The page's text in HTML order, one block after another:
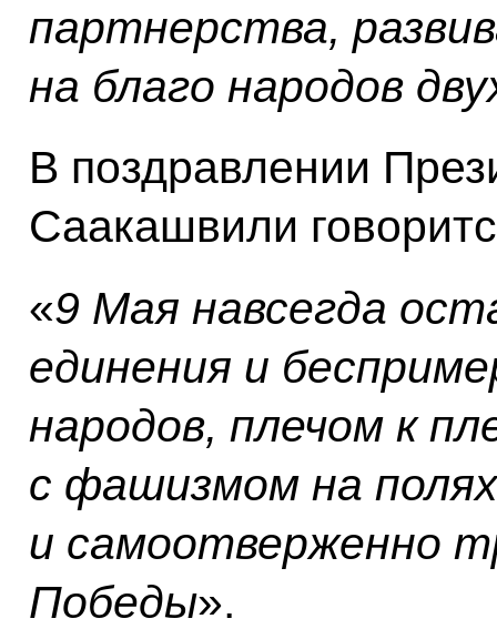
партнерства,
на благо народов
В поздравлении
Саакашвили
«9 Мая навсегда
единения и
народов, плечом к
с фашизмом на
и самоотверженно
Победы».